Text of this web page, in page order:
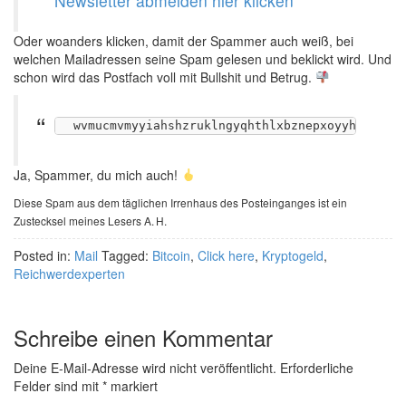
Oder woanders klicken, damit der Spammer auch weiß, bei
welchen Mailadressen seine Spam gelesen und beklickt wird. Und
schon wird das Postfach voll mit Bullshit und Betrug.
Ja, Spammer, du mich auch!
Diese Spam aus dem täglichen Irrenhaus des Posteinganges ist ein
Zustecksel meines Lesers A. H.
Posted in: Mail Tagged: Bitcoin, Click here, Kryptogeld,
Reichwerdexperten
Schreibe einen Kommentar
Deine E-Mail-Adresse wird nicht veröffentlicht. Erforderliche
Felder sind mit * markiert